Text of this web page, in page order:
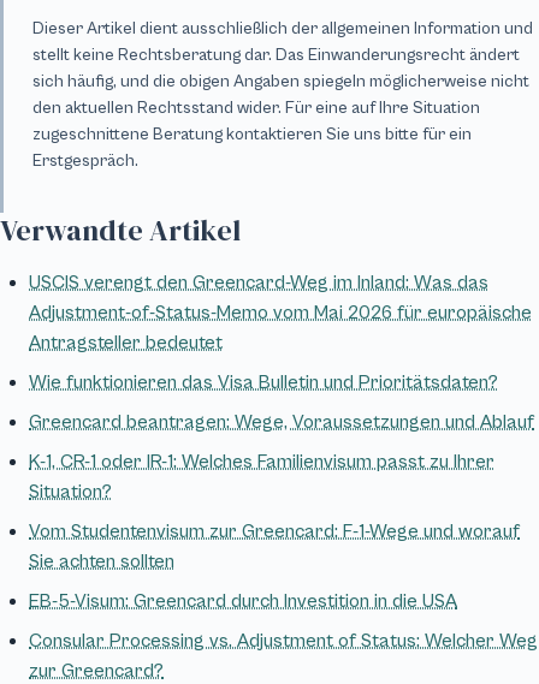
Dieser Artikel dient ausschließlich der allgemeinen Information und
stellt keine Rechtsberatung dar. Das Einwanderungsrecht ändert
sich häufig, und die obigen Angaben spiegeln möglicherweise nicht
den aktuellen Rechtsstand wider. Für eine auf Ihre Situation
zugeschnittene Beratung kontaktieren Sie uns bitte für ein
Erstgespräch.
Verwandte Artikel
USCIS verengt den Greencard-Weg im Inland: Was das
Adjustment-of-Status-Memo vom Mai 2026 für europäische
Antragsteller bedeutet
Wie funktionieren das Visa Bulletin und Prioritätsdaten?
Greencard beantragen: Wege, Voraussetzungen und Ablauf
K-1, CR-1 oder IR-1: Welches Familienvisum passt zu Ihrer
Situation?
Vom Studentenvisum zur Greencard: F-1-Wege und worauf
Sie achten sollten
EB-5-Visum: Greencard durch Investition in die USA
Consular Processing vs. Adjustment of Status: Welcher Weg
zur Greencard?